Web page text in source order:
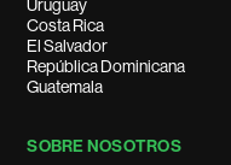
Uruguay
Costa Rica
El Salvador
República Dominicana
Guatemala
SOBRE NOSOTROS